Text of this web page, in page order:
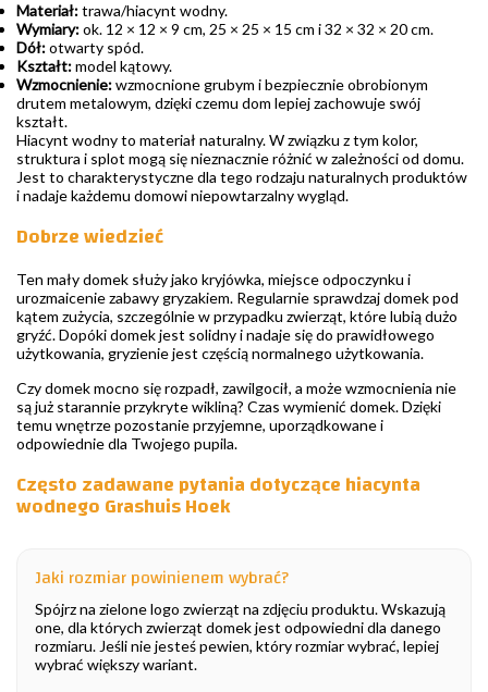
Materiał:trawa/hiacynt wodny.
Wymiary:ok. 12 × 12 × 9 cm, 25 × 25 × 15 cm i 32 × 32 × 20 cm.
Dół:otwarty spód.
Kształt:model kątowy.
Wzmocnienie:wzmocnione grubym i bezpiecznie obrobionym
drutem metalowym, dzięki czemu dom lepiej zachowuje swój
kształt.
Hiacynt wodny to materiał naturalny. W związku z tym kolor,
struktura i splot mogą się nieznacznie różnić w zależności od domu.
Jest to charakterystyczne dla tego rodzaju naturalnych produktów
i nadaje każdemu domowi niepowtarzalny wygląd.
Dobrze wiedzieć
Ten mały domek służy jako kryjówka, miejsce odpoczynku i
urozmaicenie zabawy gryzakiem. Regularnie sprawdzaj domek pod
kątem zużycia, szczególnie w przypadku zwierząt, które lubią dużo
gryźć. Dopóki domek jest solidny i nadaje się do prawidłowego
użytkowania, gryzienie jest częścią normalnego użytkowania.
Czy domek mocno się rozpadł, zawilgocił, a może wzmocnienia nie
są już starannie przykryte wikliną? Czas wymienić domek. Dzięki
temu wnętrze pozostanie przyjemne, uporządkowane i
odpowiednie dla Twojego pupila.
Często zadawane pytania dotyczące hiacynta
wodnego Grashuis Hoek
Jaki rozmiar powinienem wybrać?
Spójrz na zielone logo zwierząt na zdjęciu produktu. Wskazują
one, dla których zwierząt domek jest odpowiedni dla danego
rozmiaru. Jeśli nie jesteś pewien, który rozmiar wybrać, lepiej
wybrać większy wariant.